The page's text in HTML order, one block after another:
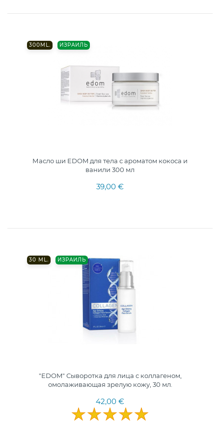
300ML. ИЗРАИЛЬ
Масло ши EDOM для тела с ароматом кокоса и
ванили 300 мл
39,00 €
30 ML. ИЗРАИЛЬ
"EDOM" Сыворотка для лица с коллагеном,
омолаживающая зрелую кожу, 30 мл.
42,00 €